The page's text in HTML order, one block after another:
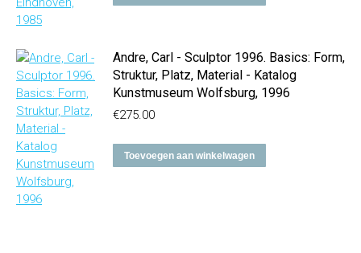
Andre, Carl - Sculptor 1996. Basics: Form,
Struktur, Platz, Material - Katalog
Kunstmuseum Wolfsburg, 1996
€275.00
Toevoegen aan winkelwagen